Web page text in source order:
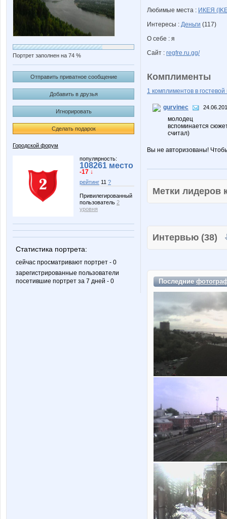
Портрет заполнен на 74 %
Отправить приватное сообщение
Добавить в друзья
Игнорировать
Сделать подарок
Городской форум
популярность:
108261 место
-17 ↓
рейтинг 11 ?
Привилегированный
пользователь 2
уровня
Статистика портрета:
сейчас просматривают портрет - 0
зарегистрированные пользователи
посетившие портрет за 7 дней - 0
Любимые места : ИКЕЯ
Интересы : Деньги (117)
О себе : я
Сайт : regfre.ru.gg/
Комплименты
1 комплиментов в гостевой
gurvinec
молодец
вспоминается
считал)
Вы не авторизованы!
Метки
Интервью (38)
Последние